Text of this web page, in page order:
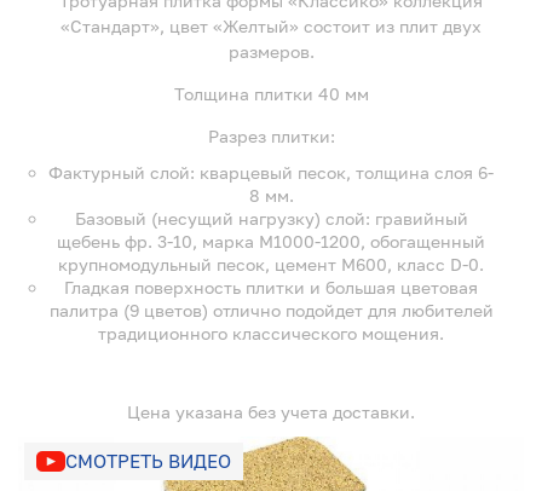
«Стандарт», цвет «Желтый» состоит из плит двух
размеров.
Толщина плитки 40 мм
Разрез плитки:
Фактурный слой: кварцевый песок, толщина слоя 6-
8 мм.
Базовый (несущий нагрузку) слой: гравийный
щебень фр. 3-10, марка М1000-1200, обогащенный
крупномодульный песок, цемент М600, класс D-0.
Гладкая поверхность плитки и большая цветовая
палитра (9 цветов) отлично подойдет для любителей
традиционного классического мощения.
Цена указана без учета доставки.
СМОТРЕТЬ ВИДЕО